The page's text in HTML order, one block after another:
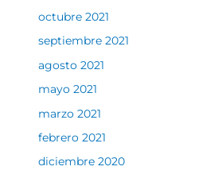
octubre 2021
septiembre 2021
agosto 2021
mayo 2021
marzo 2021
febrero 2021
diciembre 2020